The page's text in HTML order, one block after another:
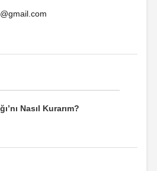
Nasıl Kurarım?